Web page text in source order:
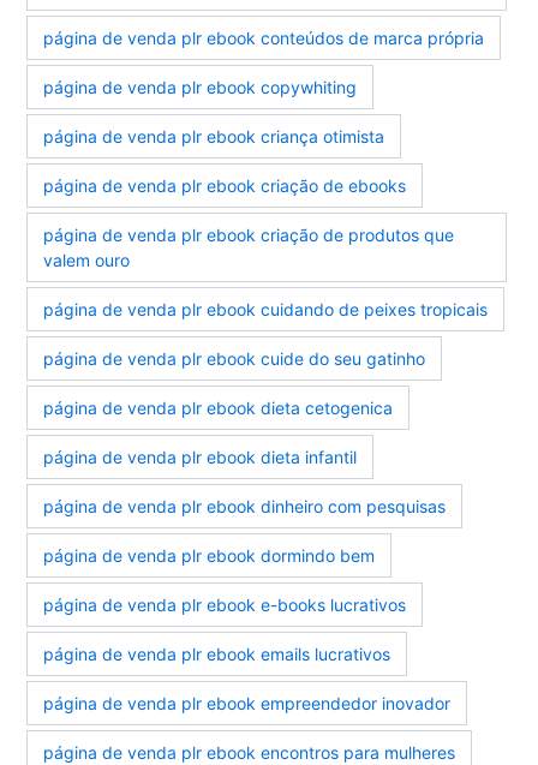
página de venda plr ebook conteúdos de marca própria
página de venda plr ebook copywhiting
página de venda plr ebook criança otimista
página de venda plr ebook criação de ebooks
página de venda plr ebook criação de produtos que
valem ouro
página de venda plr ebook cuidando de peixes tropicais
página de venda plr ebook cuide do seu gatinho
página de venda plr ebook dieta cetogenica
página de venda plr ebook dieta infantil
página de venda plr ebook dinheiro com pesquisas
página de venda plr ebook dormindo bem
página de venda plr ebook e-books lucrativos
página de venda plr ebook emails lucrativos
página de venda plr ebook empreendedor inovador
página de venda plr ebook encontros para mulheres